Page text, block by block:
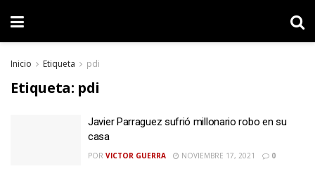
Inicio Etiqueta pdi
Etiqueta: pdi
Javier Parraguez sufrió millonario robo en su
casa
POR VICTOR GUERRA NOVIEMBRE 17, 2021 0